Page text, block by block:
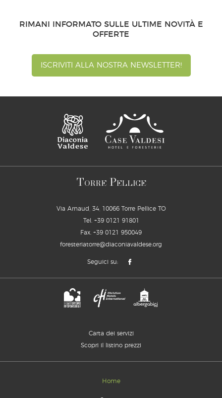
RIMANI INFORMATO SULLE ULTIME NOVITÀ E
OFFERTE
ISCRIVITI ALLA NOSTRA NEWSLETTER!
TORREPELLICE
Via Arnaud, 34, 10066 Torre Pellice TO
Tel. +39 0121 91801
Fax. +39 0121 950049
foresteriatorre@diaconiavaldese.org
Seguici su:
Carta dei servizi
Scopri il listino prezzi
Home